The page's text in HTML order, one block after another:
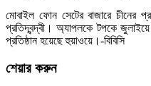
মোবাইল ফোন সেটের বাজারে চীনের
প্রতিদ্বন্দ্বী। অ্যাপলকে টপকে জুলাইয়ে
প্রতিষ্ঠান হয়েছে হুয়াওয়ে।-বিবিসি
শেয়ার করুন